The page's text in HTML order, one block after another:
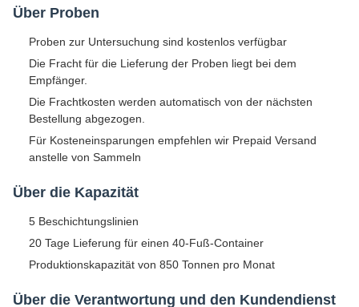
Über Proben
Proben zur Untersuchung sind kostenlos verfügbar
Die Fracht für die Lieferung der Proben liegt bei dem
Empfänger.
Die Frachtkosten werden automatisch von der nächsten
Bestellung abgezogen.
Für Kosteneinsparungen empfehlen wir Prepaid Versand
anstelle von Sammeln
Über die Kapazität
5 Beschichtungslinien
20 Tage Lieferung für einen 40-Fuß-Container
Produktionskapazität von 850 Tonnen pro Monat
Über die Verantwortung und den Kundendienst